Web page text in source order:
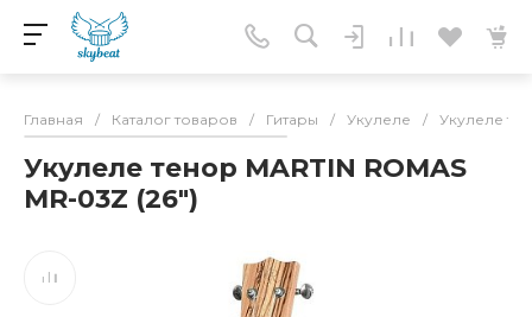
Главная / Каталог товаров / Гитары / Укулеле / Укулеле
Укулеле тенор MARTIN ROMAS
MR-03Z (26")